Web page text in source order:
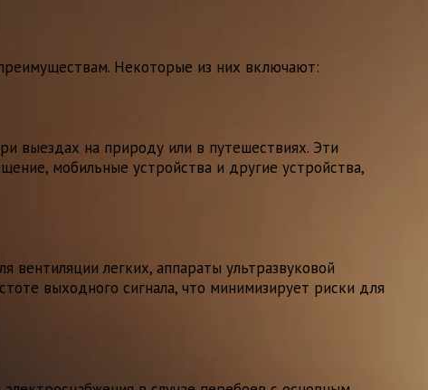
Некоторые из них включают:
выездах на природу или в путешествиях. Эти
мобильные устройства и другие устройства,
легких, аппараты ультразвуковой
выходного сигнала, что минимизирует риски для